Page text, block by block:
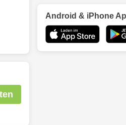
Android & iPhone